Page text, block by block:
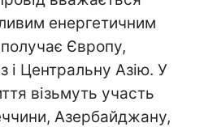
енергетичним
Європу,
і Центральну Азію. У
візьмуть участь
Азербайджану,